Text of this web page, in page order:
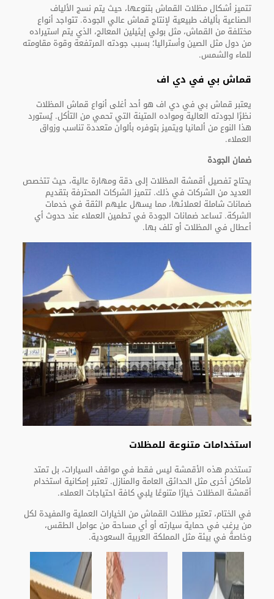
تتميز أشكال مظلات القماش بتنوعها، حيث يتم نسج الألياف
الصناعية بألياف طبيعية لإنتاج قماش عالي الجودة. تتواجد أنواع
مختلفة من القماش، مثل بولي إيثيلين المعالج، الذي يتم استيراده
من دول مثل الصين وأستراليا؛ بسبب جودته المرتفعة وقوة مقاومته
للماء والشمس.
قماش بي في دي اف
يعتبر قماش بي في دي اف هو أحد أغلى أنواع قماش المظلات
نظرًا لجودته العالية ومواده المتينة التي تحمي من التأكل. يُستورد
هذا النوع من ألمانيا ويتميز بتوفره بألوان متعددة تناسب وزواق
العملاء.
ضمان الجودة
يحتاج تفصيل أقمشة المظلات إلى دقة ومهارة عالية، حيث تتخصص
العديد من الشركات في ذلك. تتميز الشركات المحترفة بتقديم
ضمانات شاملة لعملائها، مما يسهل عليهم الثقة في خدمات
الشركة. تساعد ضمانات الجودة في تطمين العملاء عند حدوث أي
أعطال في المظلات أو تلف بها.
استخدامات متنوعة للمظلات
تستخدم هذه الأقمشة ليس فقط في مواقف السيارات، بل تمتد
لأماكن أخرى مثل الحدائق العامة والمنازل. تعتبر إمكانية استخدام
أقمشة المظلات خيارًا متنوعًا يلبي كافة احتياجات العملاء.
في الختام، تعتبر مظلات القماش من الخيارات العملية والمفيدة لكل
من يرغب في حماية سيارته أو أي مساحة من عوامل الطقس،
وخاصةً في بيئة مثل المملكة العربية السعودية.